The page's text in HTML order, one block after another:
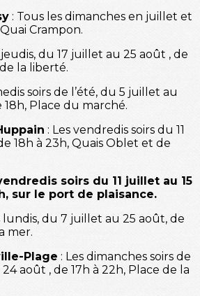
: Tous les dimanches en juillet et
Crampon.
jeudis, du 17 juillet au 25 août , de
la liberté.
soirs de l’été, du 5 juillet au
Place du marché.
: Les vendredis soirs du 11
18h à 23h, Quais Oblet et de
soirs du 11 juillet au 15
sur le port de plaisance.
lundis, du 7 juillet au 25 août, de
mer.
Plage : Les dimanches soirs de
août , de 17h à 22h, Place de la